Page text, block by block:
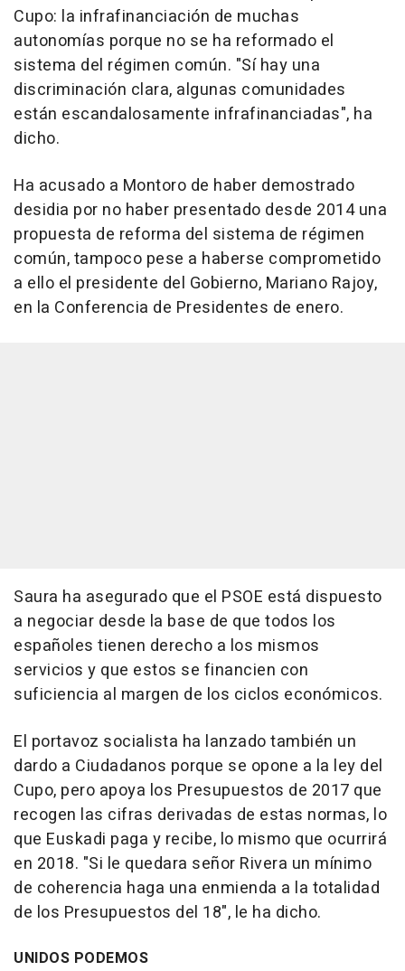
Cupo: la infrafinanciación de muchas
autonomías porque no se ha reformado el
sistema del régimen común. "Sí hay una
discriminación clara, algunas comunidades
están escandalosamente infrafinanciadas", ha
dicho.
Ha acusado a Montoro de haber demostrado
desidia por no haber presentado desde 2014 una
propuesta de reforma del sistema de régimen
común, tampoco pese a haberse comprometido
a ello el presidente del Gobierno, Mariano Rajoy,
en la Conferencia de Presidentes de enero.
Saura ha asegurado que el PSOE está dispuesto
a negociar desde la base de que todos los
españoles tienen derecho a los mismos
servicios y que estos se financien con
suficiencia al margen de los ciclos económicos.
El portavoz socialista ha lanzado también un
dardo a Ciudadanos porque se opone a la ley del
Cupo, pero apoya los Presupuestos de 2017 que
recogen las cifras derivadas de estas normas, lo
que Euskadi paga y recibe, lo mismo que ocurrirá
en 2018. "Si le quedara señor Rivera un mínimo
de coherencia haga una enmienda a la totalidad
de los Presupuestos del 18", le ha dicho.
UNIDOS PODEMOS